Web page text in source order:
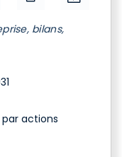
bilans,
par actions